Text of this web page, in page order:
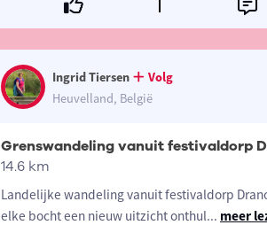
Ingrid Tiersen
Volg
Heuvelland, België
Grenswandeling vanuit festivaldorp
14.6 km
Landelijke wandeling vanuit festivaldorp
elke bocht een nieuw uitzicht onthul... meer